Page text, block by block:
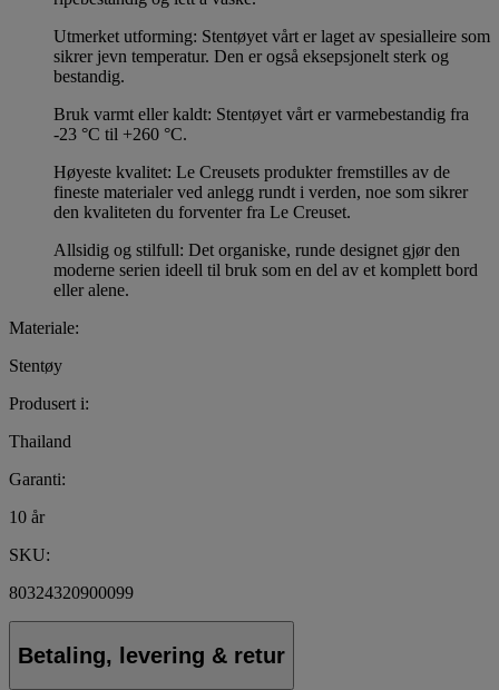
Utmerket utforming: Stentøyet vårt er laget av spesialleire som
sikrer jevn temperatur. Den er også eksepsjonelt sterk og
bestandig.
Bruk varmt eller kaldt: Stentøyet vårt er varmebestandig fra
-23 °C til +260 °C.
Høyeste kvalitet: Le Creusets produkter fremstilles av de
fineste materialer ved anlegg rundt i verden, noe som sikrer
den kvaliteten du forventer fra Le Creuset.
Allsidig og stilfull: Det organiske, runde designet gjør den
moderne serien ideell til bruk som en del av et komplett bord
eller alene.
Materiale:
Stentøy
Produsert i:
Thailand
Garanti:
10 år
SKU:
80324320900099
Betaling, levering & retur